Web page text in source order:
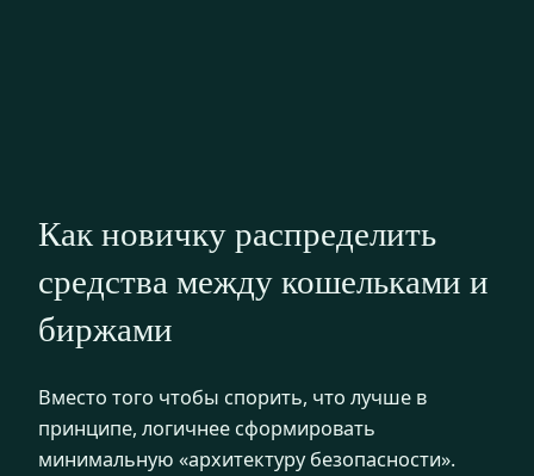
Как новичку распределить
средства между кошельками и
биржами
Вместо того чтобы спорить, что лучше в
принципе, логичнее сформировать
минимальную «архитектуру безопасности».